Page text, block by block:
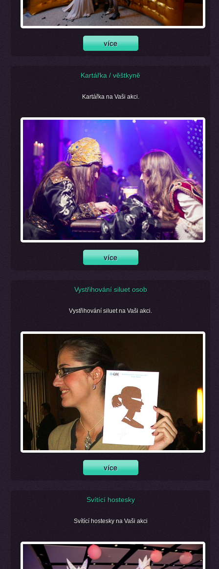
Kartářka / věštkyně
Kartářka na Vaši akci.
Vystřihování siluet osob
Vystřihování siluet na Vaši akci.
Svítící hostesky
Svítící hostesky na Vaši akci